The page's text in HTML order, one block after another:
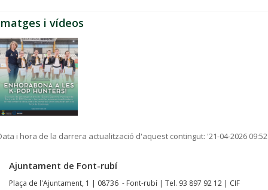
i vídeos
i hora de la darrera actualització d'aquest contingut: '21-04-2026 09:52
Ajuntament de Font-rubí
Plaça de l'Ajuntament, 1 | 08736 - Font-rubí | Tel. 93 897 92 12 | CIF